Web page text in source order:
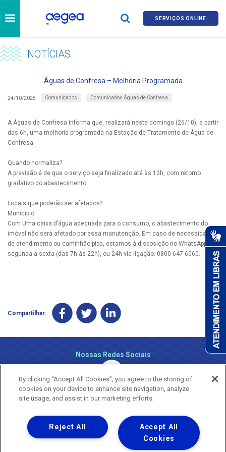
SERVIÇOS ONLINE
NOTÍCIAS
Águas de Confresa – Melhoria Programada
24/10/2025 Comunicados Comunicados Águas de Confresa
A Águas de Confresa informa que, realizará neste domingo (26/10), a partir
das 6h, uma melhoria programada na Estação de Tratamento de Água de
Confresa.
Quando normaliza?
A previsão é de que o serviço seja finalizado até às 12h, com retorno
gradativo do abastecimento.
Locais que poderão ser afetados?
Município.
Com Uma caixa d’água adequada para o consumo, o abastecimento do
imóvel não será afetado por essa manutenção. Em caso de necessidade
de atendimento ou caminhão-pipa, estamos à disposição no WhatsApp, de
segunda a sexta (das 7h às 22h), ou 24h via ligação. 0800 647 6060.
Compartilhar:
Nossas Redes Sociais
Uma empresa
Copyright ® 2026 - Todos os Direitos Reservados.
By clicking “Accept All Cookies”, you agree to the storing of
cookies on your device to enhance site navigation, analyze
site usage, and assist in our marketing efforts.
Accept All
Cookies
Reject All